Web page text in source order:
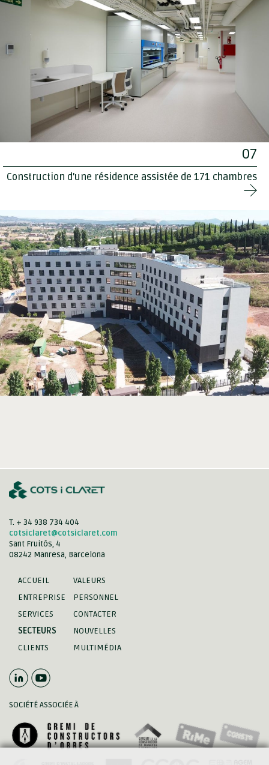
07
Construction d'une résidence assistée de 171 chambres
T. + 34 938 734 404
cotsiclaret@cotsiclaret.com
Sant Fruitós, 4
08242 Manresa, Barcelona
ACCUEIL
ENTREPRISE
SERVICES
SECTEURS
CLIENTS
VALEURS
PERSONNEL
CONTACTER
NOUVELLES
MULTIMÉDIA
SOCIÉTÉ ASSOCIÉE À